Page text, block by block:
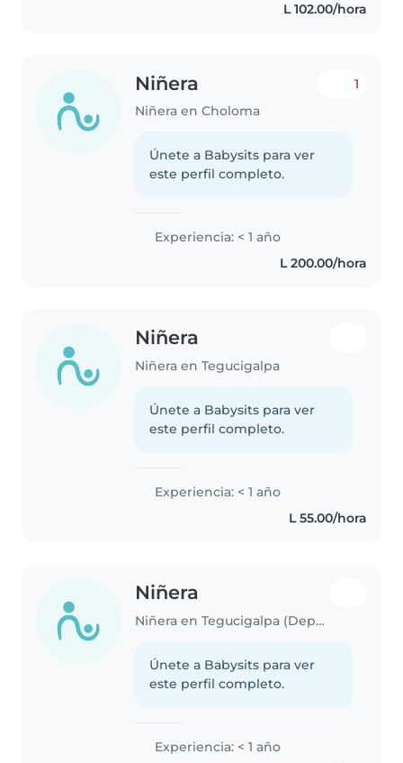
L 102.00/hora
Niñera
Niñera en Choloma
1
Únete a Babysits para ver
este perfil completo.
Experiencia: < 1 año
L 200.00/hora
Niñera
Niñera en Tegucigalpa
Únete a Babysits para ver
este perfil completo.
Experiencia: < 1 año
L 55.00/hora
Niñera
Niñera en Tegucigalpa (Departamento de Yoro)
Únete a Babysits para ver
este perfil completo.
Experiencia: < 1 año